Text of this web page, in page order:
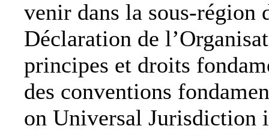
venir dans la sous-région
Déclaration de
principes et droits
des conventions
on Universal Jurisdiction